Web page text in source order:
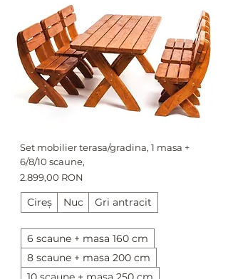
Set mobilier terasa/gradina, 1 masa +
6/8/10 scaune,
Preț
2.899,00 RON
Cireș Nuc Gri antracit
6 scaune + masa 160 cm
8 scaune + masa 200 cm